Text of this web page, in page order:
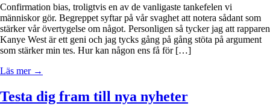
Confirmation bias, troligtvis en av de vanligaste tankefelen vi
människor gör. Begreppet syftar på vår svaghet att notera sådant som
stärker vår övertygelse om något. Personligen så tycker jag att rapparen
Kanye West är ett geni och jag tycks gång på gång stöta på argument
som stärker min tes. Hur kan någon ens få för […]
Läs mer →
Testa dig fram till nya nyheter